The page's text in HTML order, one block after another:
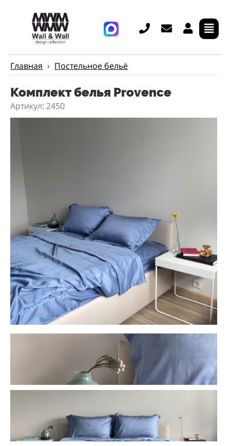
Главная › Постельное бельё
Комплект белья Provence
Артикул: 2450